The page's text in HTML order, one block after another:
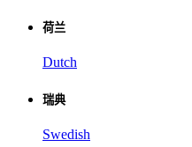
荷兰
Dutch
瑞典
Swedish